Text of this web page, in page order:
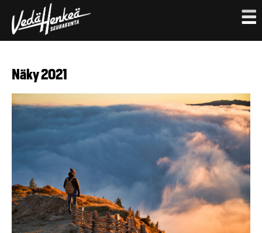
Hyppää
pääsisältöön
Näky 2021